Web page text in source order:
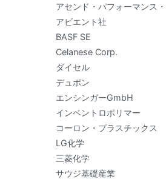
アセンド・パフォーマンス
アビエント社
BASF SE
Celanese Corp.
ダイセル
デュポン
エンシンガーGmbH
インベントロポリマー
コーロン・プラスチックス
LG化学
三菱化学
サウジ基礎産業